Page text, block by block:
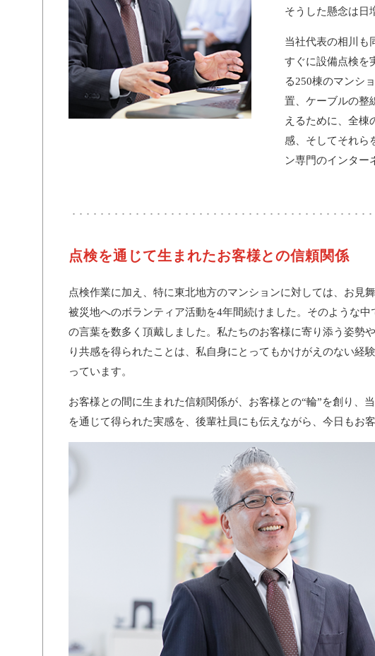
そうした懸念は日
当社代表の相川も
すぐに設備点検を
る250棟のマンシ
置、ケーブルの整
えるために、全
感、そしてそれら
ン専門のインター
点検を通じて生まれたお客様との信頼関係
点検作業に加え、特に東北地方のマンションに対しては、お見
被災地へのボランティア活動を4年間続けました。そのような
の言葉を数多く頂戴しました。私たちのお客様に寄り添う姿勢
り共感を得られたことは、私自身にとってもかけがえのない経
っています。
お客様との間に生まれた信頼関係が、お客様との“輪”を創り、
を通じて得られた実感を、後輩社員にも伝えながら、今日もお